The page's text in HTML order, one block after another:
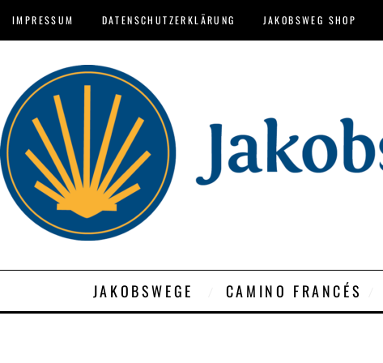
IMPRESSUM DATENSCHUTZERKLÄRUNG JAKOBSWEG SHOP
JAKOBSWEGE CAMINO FRANCÉS